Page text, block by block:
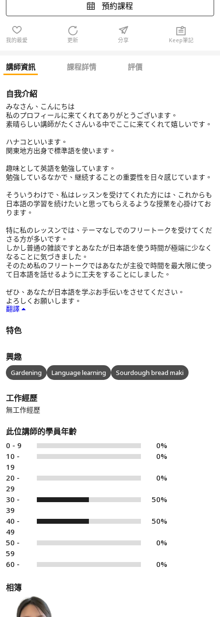
預約課程
我的最愛 更新 分享 Keep筆記
講師資訊 課程詳情 評價
自我介紹
みなさん、こんにちは
私のプロフィールに来てくれてありがとうございます。
素晴らしい講師がたくさんいる中でここに来てくれて嬉しいです。
ハナコといいます。
関東地方出身で標準語を使います。
趣味として英語を勉強しています。
勉強しているなかで、継続することの重要性を日々感じています。
そういうわけで、私はレッスンを受けてくれた方には、これからも
日本語の学習を続けたいと思ってもらえるような授業を心掛けてお
ります。
特に私のレッスンでは、テーマなしでのフリートークを受けてくだ
さる方が多いです。
しかし普通の雑談ですとあなたが日本語を使う時間が極端に少なく
なることに気づきました。
そのため私のフリートークではあなたが主役で時間を最大限に使っ
て日本語を話せるように工夫をすることにしました。
ぜひ、あなたが日本語を学ぶお手伝いをさせてください。
よろしくお願いします。
翻譯
特色
興趣
Gardening Language learning Sourdough bread maki
工作經歷
無工作經歷
此位講師的學員年齡
0 - 9
0%
10 -
19
0%
20 -
29
0%
30 -
39
50%
40 -
49
50%
50 -
59
0%
60 - 0%
相簿